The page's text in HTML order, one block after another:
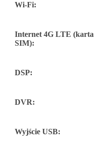
Wi-Fi:
Internet 4G LTE (karta
SIM):
DSP:
DVR:
Wyjście USB: